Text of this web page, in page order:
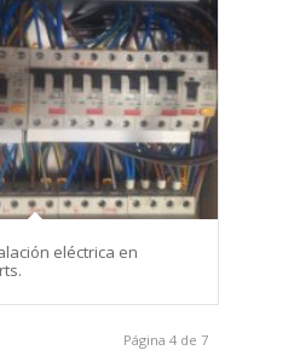
eléctrica en
Página 4 de 7